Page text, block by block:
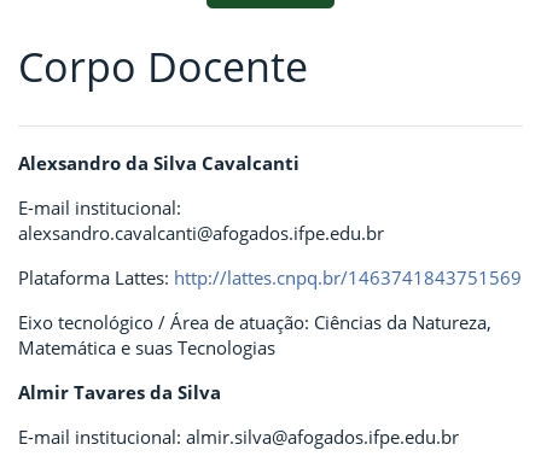
Fim da navegação
Início do conteúdo
Corpo Docente
Alexsandro da Silva Cavalcanti
E-mail institucional:
alexsandro.cavalcanti@afogados.ifpe.edu.br
Plataforma Lattes: http://lattes.cnpq.br/1463741843751569
Eixo tecnológico / Área de atuação: Ciências da Natureza,
Matemática e suas Tecnologias
Almir Tavares da Silva
E-mail institucional: almir.silva@afogados.ifpe.edu.br